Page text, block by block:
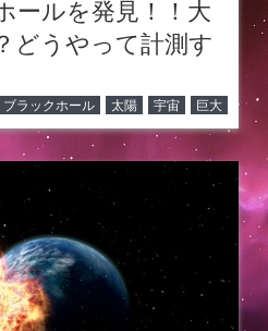
ールを発見！！大
どうやって計測す
ブラックホール 太陽 宇宙 巨大